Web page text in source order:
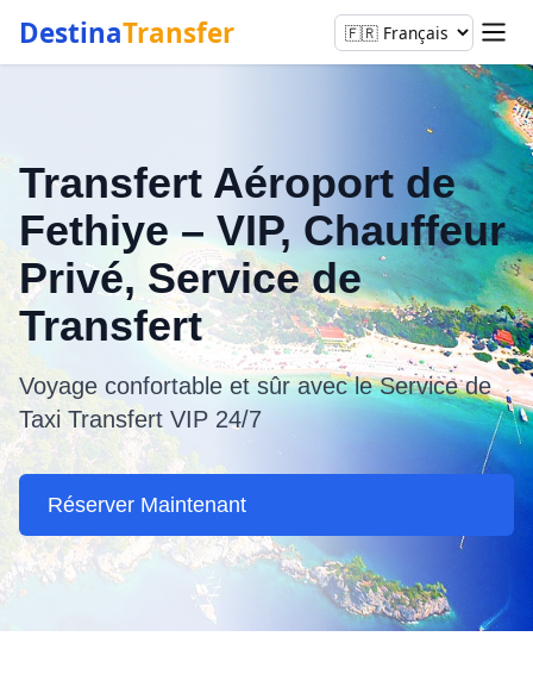
DestinaTransfer
Transfert Aéroport de
Fethiye – VIP, Chauffeur
Privé, Service de
Transfert
Voyage confortable et sûr avec le Service de
Taxi Transfert VIP 24/7
Réserver Maintenant